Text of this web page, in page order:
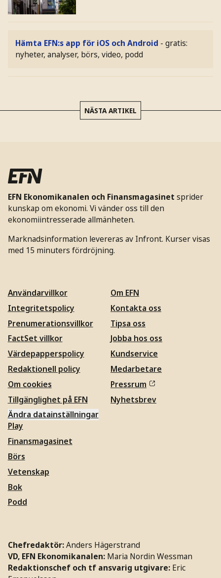
Hämta EFN:s app för iOS och Android - gratis:
nyheter, analyser, börs, video, podd
NÄSTA ARTIKEL
EFN Ekonomikanalen och Finansmagasinet sprider
kunskap om ekonomi. Vi vänder oss till den
ekonomiintresserade allmänheten.
Marknadsinformation levereras av Infront. Kurser visas
med 15 minuters fördröjning.
Användarvillkor
Integritetspolicy
Prenumerationsvillkor
FactSet villkor
Värdepapperspolicy
Redaktionell policy
Om cookies
Tillgänglighet på EFN
Ändra datainställningar
Om EFN
Kontakta oss
Tipsa oss
Jobba hos oss
Kundservice
Medarbetare
Pressrum
Nyhetsbrev
Play
Finansmagasinet
Börs
Vetenskap
Bok
Podd
Chefredaktör:Anders Hägerstrand
VD, EFN Ekonomikanalen: Maria Nordin Wessman
Redaktionschef och tf ansvarig utgivare: Eric